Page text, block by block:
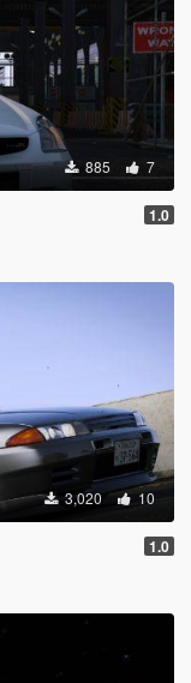
885 7
1.0
3,020 10
1.0